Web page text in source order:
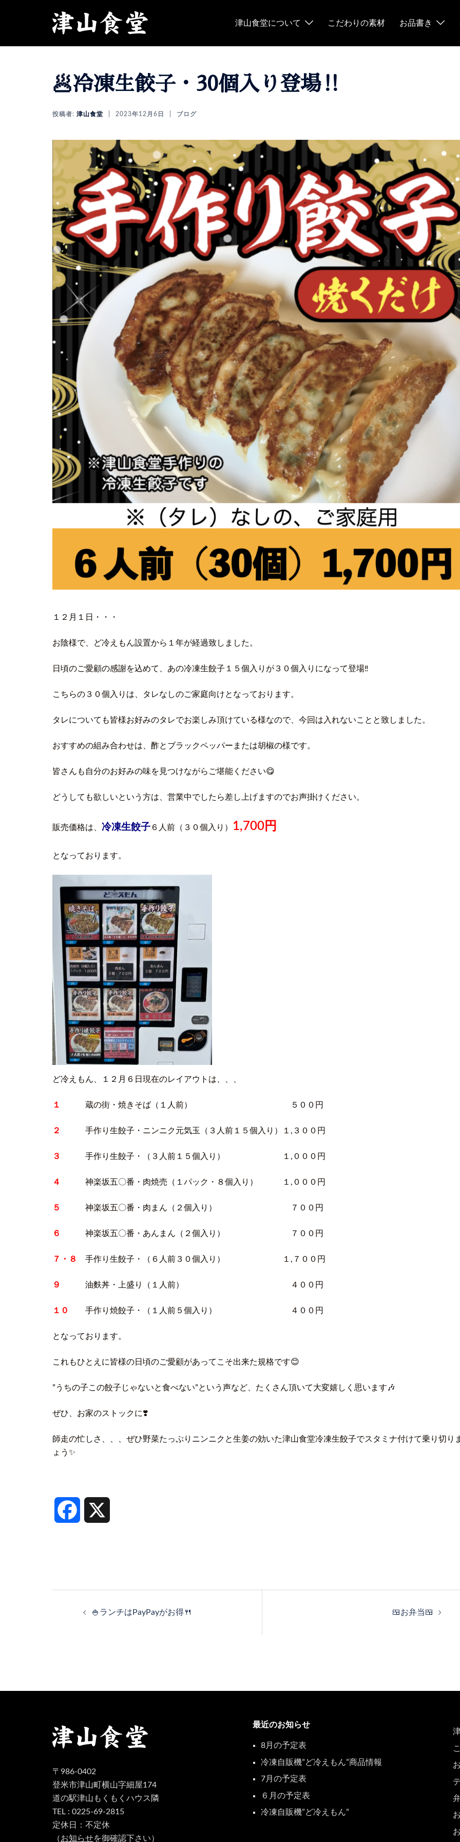
ン
津山食堂について こだわりの素材 お品書き
🥟冷凍生餃子・30個入り登場‼️
投稿者: 津山食堂 2023年12月6日 ブログ
１２月１日・・・
お陰様で、ど冷えもん設置から１年が経過致しました。
日頃のご愛顧の感謝を込めて、あの冷凍生餃子１５個入りが３０個入りになって登場‼️
こちらの３０個入りは、タレなしのご家庭向けとなっております。
タレについても皆様お好みのタレでお楽しみ頂けている様なので、今回は入れないことと致しました。
おすすめの組み合わせは、酢とブラックペッパーまたは胡椒の様です。
皆さんも自分のお好みの味を見つけながらご堪能ください😋
どうしても欲しいという方は、営業中でしたら差し上げますのでお声掛けください。
販売価格は、 冷凍生餃子 ６人前（３０個入り） 1,700円
となっております。
ど冷えもん、１２月６日現在のレイアウトは、、、
１ 蔵の街・焼きそば（１人前） ５００円
２ 手作り生餃子・ニンニク元気玉（３人前１５個入り）１,３００円
３ 手作り生餃子・（３人前１５個入り） １,０００円
４ 神楽坂五〇番・肉焼売（１パック・８個入り） １,０００円
５ 神楽坂五〇番・肉まん（２個入り） ７００円
６ 神楽坂五〇番・あんまん（２個入り） ７００円
７・８ 手作り生餃子・（６人前３０個入り） １,７００円
９ 油麩丼・上盛り（１人前） ４００円
１０ 手作り焼餃子・（１人前５個入り） ４００円
となっております。
これもひとえに皆様の日頃のご愛顧があってこそ出来た規格です😊
”うちの子この餃子じゃないと食べない”という声など、たくさん頂いて大変嬉しく思います🎶
ぜひ、お家のストックに❣️
師走の忙しさ、、、ぜひ野菜たっぷりニンニクと生姜の効いた津山食堂冷凍生餃子でスタミナ付けて乗り切り
ょう✨
Facebook
🍚ランチはPayPayがお得🍴 🍱お弁当🍱
〒986-0402
登米市津山町横山字細屋174
道の駅津山もくもくハウス隣
TEL : 0225-69-2815
定休日：不定休
（お知らせを御確認下さい）
最近のお知らせ
8月の予定表
冷凍自販機”ど冷えもん”商品情報
7月の予定表
６月の予定表
冷凍自販機”ど冷えもん”